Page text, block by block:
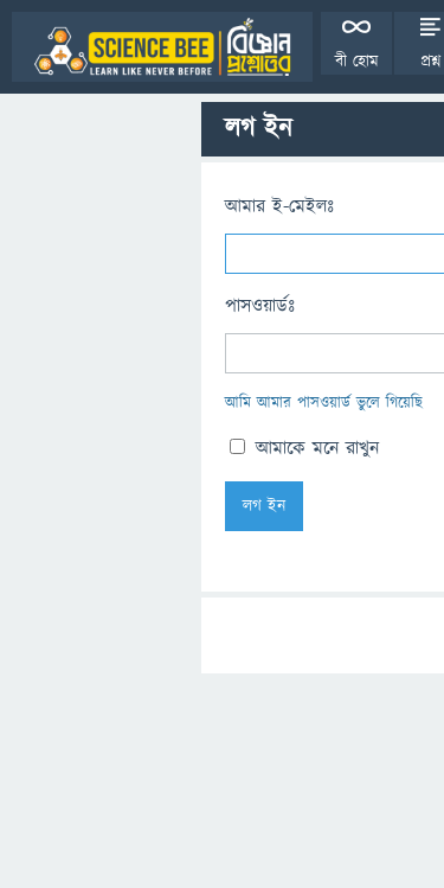
বী হোম প্রশ্ন
লগ ইন
আমার ই-মেইলঃ
পাসওয়ার্ডঃ
আমি আমার পাসওয়ার্ড ভুলে গিয়েছি
আমাকে মনে রাখুন